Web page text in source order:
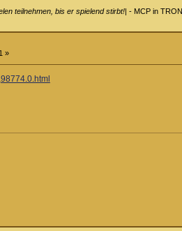
teilnehmen, bis er spielend stirbt!| - MCP in TRON
»